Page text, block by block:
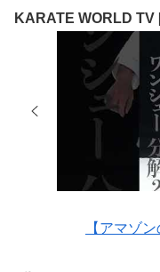
KARATE WORLD TV
【アマゾ